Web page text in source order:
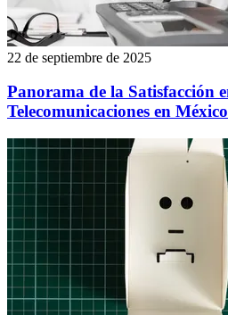
22 de septiembre de 2025
Panorama de la Satisfacción
Telecomunicaciones en